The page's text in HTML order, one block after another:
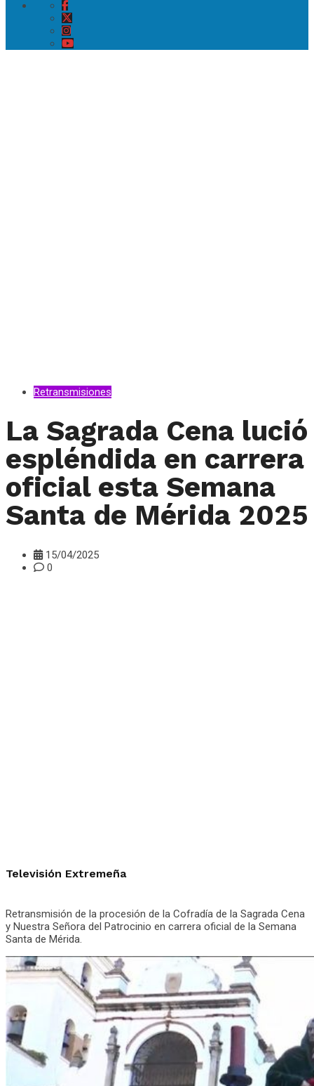
Retransmisiones
La Sagrada Cena lució
espléndida en carrera
oficial esta Semana
Santa de Mérida 2025
15/04/2025
0
Televisión Extremeña
Retransmisión de la procesión de la Cofradía de la Sagrada Cena
y Nuestra Señora del Patrocinio en carrera oficial de la Semana
Santa de Mérida.